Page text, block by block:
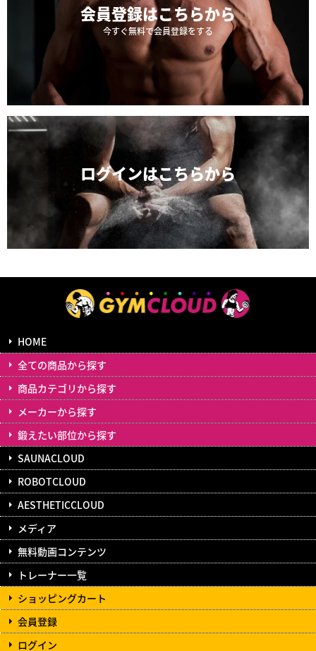
会員登録はこちらから
今すぐ無料で会員登録をする
ログインはこちらから
HOME
全ての商品から探す
商品カテゴリから探す
メーカーから探す
鍛えたい部位から探す
SAUNACLOUD
ROBOTCLOUD
AESTHETICCLOUD
メディア
無料動画コンテンツ
トレーナー一覧
ショッピングカート
会員登録
ログイン